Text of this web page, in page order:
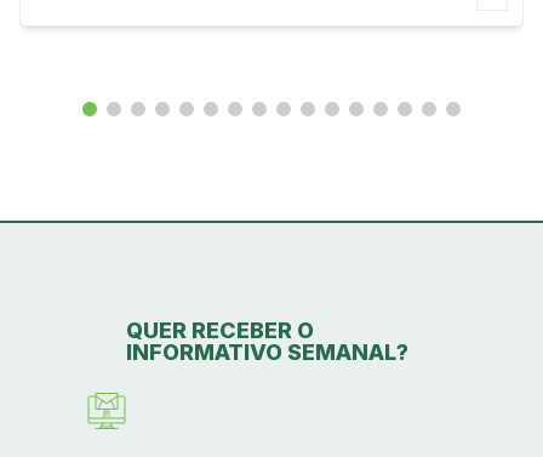
QUER RECEBER O
INFORMATIVO SEMANAL?